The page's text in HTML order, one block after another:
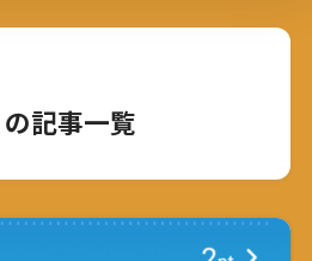
記事一覧